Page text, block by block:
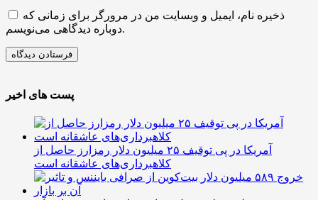
ذخیره نام، ایمیل و وبسایت من در مرورگر برای زمانی که
دوباره دیدگاهی می‌نویسم.
پست های اخیر
آمریکا در پی توقیف ۲۵ میلیون دلار رمزارز حاصل از
کلاهبرداری‌های عاشقانه است